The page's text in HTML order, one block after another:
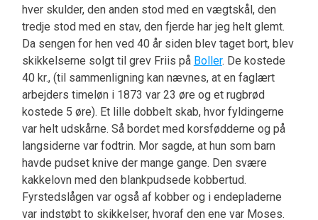
hver skulder, den anden stod med en vægtskål, den
tredje stod med en stav, den fjerde har jeg helt glemt.
Da sengen for hen ved 40 år siden blev taget bort, blev
skikkelserne solgt til grev Friis på Boller. De kostede
40 kr., (til sammenligning kan nævnes, at en faglært
arbejders timeløn i 1873 var 23 øre og et rugbrød
kostede 5 øre). Et lille dobbelt skab, hvor fyldingerne
var helt udskårne. Så bordet med korsfødderne og på
langsiderne var fodtrin. Mor sagde, at hun som barn
havde pudset knive der mange gange. Den svære
kakkelovn med den blankpudsede kobbertud.
Fyrstedslågen var også af kobber og i endepladerne
var indstøbt to skikkelser, hvoraf den ene var Moses.